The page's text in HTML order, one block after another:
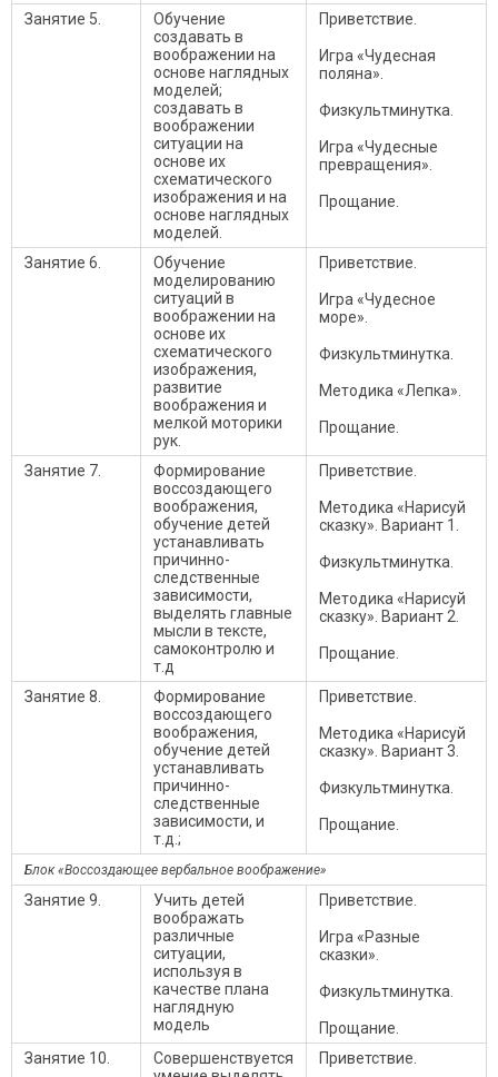
Занятие 5.
Обучение
создавать в
воображении на
основе наглядных
моделей;
создавать в
воображении
ситуации на
основе их
схематического
изображения и на
основе наглядных
моделей.
Приветствие.
Игра «Чудесная
поляна».
Физкультминутка.
Игра «Чудесные
превращения».
Прощание.
Занятие 6.
Обучение
моделированию
ситуаций в
воображении на
основе их
схематического
изображения,
развитие
воображения и
мелкой моторики
рук.
Приветствие.
Игра «Чудесное
море».
Физкультминутка.
Методика «Лепка».
Прощание.
Занятие 7.
Формирование
воссоздающего
воображения,
обучение детей
устанавливать
причинно-
следственные
зависимости,
выделять главные
мысли в тексте,
самоконтролю и
т.д
Приветствие.
Методика «Нарисуй
сказку». Вариант 1.
Физкультминутка.
Методика «Нарисуй
сказку». Вариант 2.
Прощание.
Занятие 8.
Формирование
воссоздающего
воображения,
обучение детей
устанавливать
причинно-
следственные
зависимости, и
т.д.;
Приветствие.
Методика «Нарисуй
сказку». Вариант 3.
Физкультминутка.
Прощание.
Блок «Воссоздающее вербальное воображение»
Занятие 9.
Учить детей
воображать
различные
ситуации,
используя в
качестве плана
наглядную
модель
Приветствие.
Игра «Разные
сказки».
Физкультминутка.
Прощание.
Занятие 10.
Совершенствуется
Приветствие.